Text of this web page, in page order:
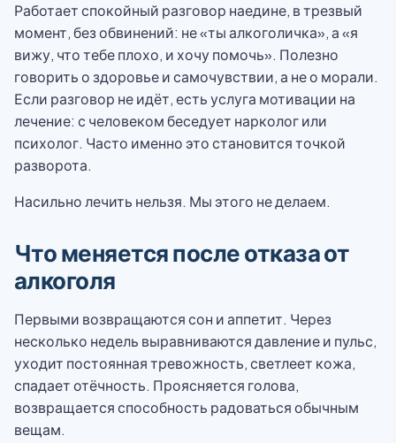
Работает спокойный разговор наедине, в трезвый
момент, без обвинений: не «ты алкоголичка», а «я
вижу, что тебе плохо, и хочу помочь». Полезно
говорить о здоровье и самочувствии, а не о морали.
Если разговор не идёт, есть услуга мотивации на
лечение: с человеком беседует нарколог или
психолог. Часто именно это становится точкой
разворота.
Насильно лечить нельзя. Мы этого не делаем.
Что меняется после отказа от
алкоголя
Первыми возвращаются сон и аппетит. Через
несколько недель выравниваются давление и пульс,
уходит постоянная тревожность, светлеет кожа,
спадает отёчность. Проясняется голова,
возвращается способность радоваться обычным
вещам.